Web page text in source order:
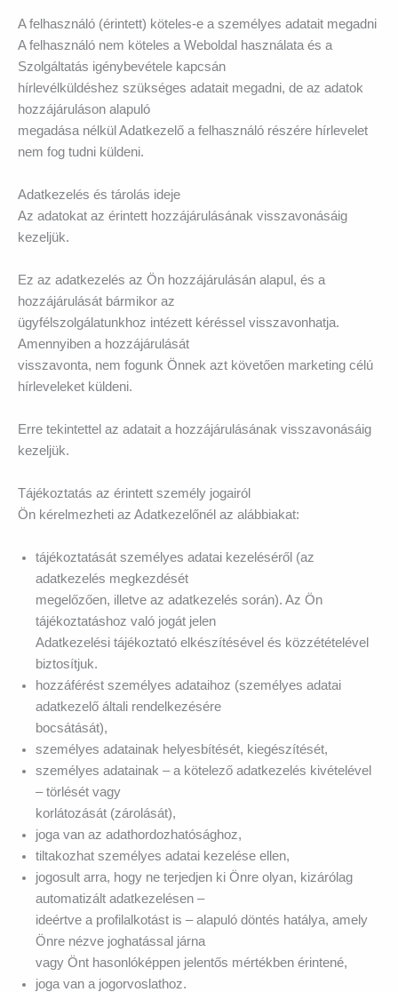
A felhasználó (érintett) köteles-e a személyes adatait megadni
A felhasználó nem köteles a Weboldal használata és a
Szolgáltatás igénybevétele kapcsán
hírlevélküldéshez szükséges adatait megadni, de az adatok
hozzájáruláson alapuló
megadása nélkül Adatkezelő a felhasználó részére hírlevelet
nem fog tudni küldeni.
Adatkezelés és tárolás ideje
Az adatokat az érintett hozzájárulásának visszavonásáig
kezeljük.
Ez az adatkezelés az Ön hozzájárulásán alapul, és a
hozzájárulását bármikor az
ügyfélszolgálatunkhoz intézett kéréssel visszavonhatja.
Amennyiben a hozzájárulását
visszavonta, nem fogunk Önnek azt követően marketing célú
hírleveleket küldeni.
Erre tekintettel az adatait a hozzájárulásának visszavonásáig
kezeljük.
Tájékoztatás az érintett személy jogairól
Ön kérelmezheti az Adatkezelőnél az alábbiakat:
tájékoztatását személyes adatai kezeléséről (az
adatkezelés megkezdését
megelőzően, illetve az adatkezelés során). Az Ön
tájékoztatáshoz való jogát jelen
Adatkezelési tájékoztató elkészítésével és közzétételével
biztosítjuk.
hozzáférést személyes adataihoz (személyes adatai
adatkezelő általi rendelkezésére
bocsátását),
személyes adatainak helyesbítését, kiegészítését,
személyes adatainak – a kötelező adatkezelés kivételével
– törlését vagy
korlátozását (zárolását),
joga van az adathordozhatósághoz,
tiltakozhat személyes adatai kezelése ellen,
jogosult arra, hogy ne terjedjen ki Önre olyan, kizárólag
automatizált adatkezelésen –
ideértve a profilalkotást is – alapuló döntés hatálya, amely
Önre nézve joghatással járna
vagy Önt hasonlóképpen jelentős mértékben érintené,
joga van a jogorvoslathoz.